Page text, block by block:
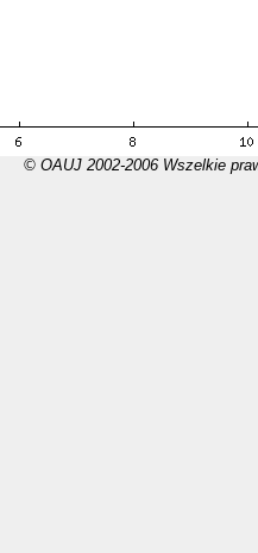
© OAUJ 2002-2006 Wszelkie